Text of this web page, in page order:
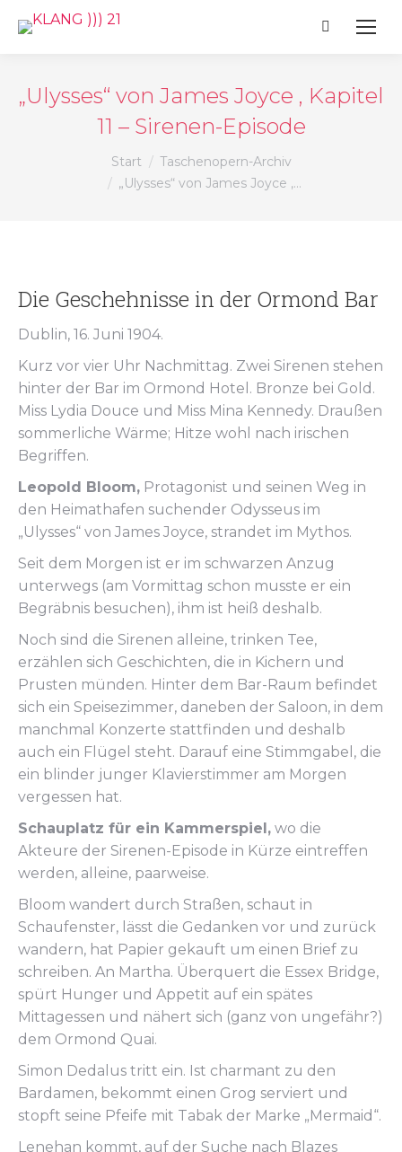
Search:
„Ulysses“ von James Joyce , Kapitel
11 – Sirenen-Episode
Sie befinden sich hier:
Start
Taschenopern-Archiv
„Ulysses“ von James Joyce ,…
Die Geschehnisse in der Ormond Bar
Dublin, 16. Juni 1904.
Kurz vor vier Uhr Nachmittag. Zwei Sirenen stehen
hinter der Bar im Ormond Hotel. Bronze bei Gold.
Miss Lydia Douce und Miss Mina Kennedy. Draußen
sommerliche Wärme; Hitze wohl nach irischen
Begriffen.
Leopold Bloom, Protagonist und seinen Weg in
den Heimathafen suchender Odysseus im
„Ulysses“ von James Joyce, strandet im Mythos.
Seit dem Morgen ist er im schwarzen Anzug
unterwegs (am Vormittag schon musste er ein
Begräbnis besuchen), ihm ist heiß deshalb.
Noch sind die Sirenen alleine, trinken Tee,
erzählen sich Geschichten, die in Kichern und
Prusten münden. Hinter dem Bar-Raum befindet
sich ein Speisezimmer, daneben der Saloon, in dem
manchmal Konzerte stattfinden und deshalb
auch ein Flügel steht. Darauf eine Stimmgabel, die
ein blinder junger Klavierstimmer am Morgen
vergessen hat.
Schauplatz für ein Kammerspiel, wo die
Akteure der Sirenen-Episode in Kürze eintreffen
werden, alleine, paarweise.
Bloom wandert durch Straßen, schaut in
Schaufenster, lässt die Gedanken vor und zurück
wandern, hat Papier gekauft um einen Brief zu
schreiben. An Martha. Überquert die Essex Bridge,
spürt Hunger und Appetit auf ein spätes
Mittagessen und nähert sich (ganz von ungefähr?)
dem Ormond Quai.
Simon Dedalus tritt ein. Ist charmant zu den
Bardamen, bekommt einen Grog serviert und
stopft seine Pfeife mit Tabak der Marke „Mermaid“.
Lenehan kommt, auf der Suche nach Blazes